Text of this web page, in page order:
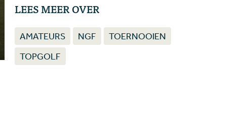
LEES MEER OVER
AMATEURS NGF
TOERNOOIEN
TOPGOLF